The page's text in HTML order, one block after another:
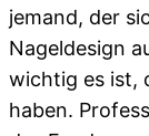
jemand, der
Nageldesign
wichtig es ist,
haben.